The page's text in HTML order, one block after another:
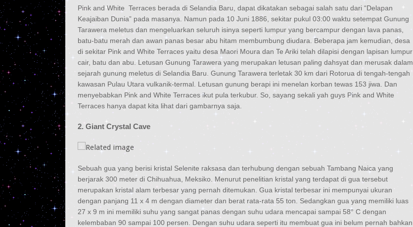
Pink and White Terraces berada di Selandia Baru, dapat dikatakan sebagai salah satu dari “Delapan
Keajaiban Dunia” pada masanya. Namun pada 10 Juni 1886, sekitar pukul 03:00 waktu setempat Gunung
Tarawera meletus dan mengeluarkan seluruh isinya seperti lumpur yang bercampur dengan lava panas,
batu-batu merah dan awan panas besar abu hitam membumbung diudara. Beberapa jam kemudian, desa
di sekitar Pink and White Terraces yaitu desa Maori Moura dan Te Ariki telah dilapisi dengan lapisan lumpur
cair, batu dan abu. Letusan Gunung Tarawera yang merupakan letusan paling dahsyat dan merusak dalam
sejarah gunung meletus di Selandia Baru. Gunung Tarawera terletak 30 km dari Rotorua di tengah-tengah
kawasan Pulau Utara vulkanik-termal. Letusan gunung berapi ini menelan korban tewas 153 jiwa. Dan
menyebabkan Pink and White Terraces ikut pula terkubur. So, sayang sekali yah guys Pink and White
Terraces hanya dapat kita lihat dari gambarnya saja.
2. Giant Crystal Cave
Sebuah gua yang berisi kristal Selenite raksasa dan terhubung dengan sebuah Tambang Naica yang
berjarak 300 meter di Chihuahua, Meksiko. Menurut penelitian kristal yang terdapat di gua tersebut
merupakan kristal alam terbesar yang pernah ditemukan. Gua kristal terbesar ini mempunyai ukuran
dengan panjang 11 x 4 m dengan diameter dan berat rata-rata 55 ton. Sedangkan gua yang memiliki luas
27 x 9 m ini memiliki suhu yang sangat panas dengan suhu udara mencapai sampai 58° C dengan
kelembaban 90 sampai 100 persen. Dengan suhu udara seperti itu membuat gua ini belum pernah bahkan